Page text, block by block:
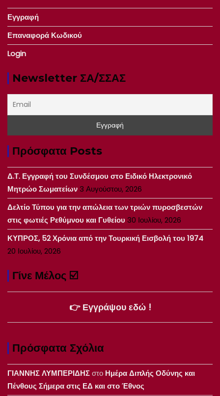
Εγγραφή
Επαναφορά Κωδικού
Login
Newsletter ΣΑ/ΣΣΑΣ
Πρόσφατα Posts
Δ.Τ. Εγγραφή του Συνδέσμου στο Ειδικό Ηλεκτρονικό
Μητρώο Σωματείων3 Αυγούστου, 2026
Δελτίο Τύπου για την απώλεια των τριών πυροσβεστών
στις φωτιές Ρεθύμνου και Γυθείου 30 Ιουλίου, 2026
ΚΥΠΡΟΣ, 52 Χρόνια από την Τουρκική Εισβολή του 1974
20 Ιουλίου, 2026
Γίνε Μέλος ☑️
👉 Εγγράψου εδώ !
Πρόσφατα Σχόλια
ΓΙΑΝΝΗΣ ΛΥΜΠΕΡΙΔΗΣστο Ημέρα Διπλής Οδύνης και
Πένθους Σήμερα στις ΕΔ και στο Έθνος